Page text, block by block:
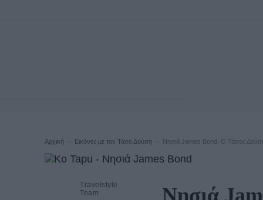
Αρχική Εικόνες με τον Τάσο Δούση Νησιά James Bond: Ο Τάσος
Travelstyle
Team
Νησιά